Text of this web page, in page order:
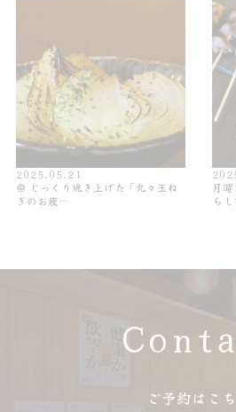
2025.05.21
🧅 じっくり焼き上げた「丸々玉ね
ぎのお疲…
月
ら
ご予約はこ